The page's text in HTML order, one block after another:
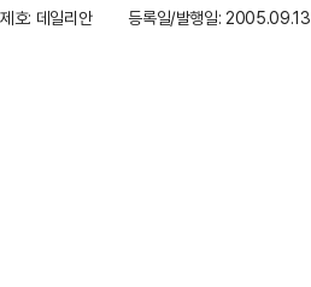
제호: 데일리안
등록일/발행일: 2005.09.13